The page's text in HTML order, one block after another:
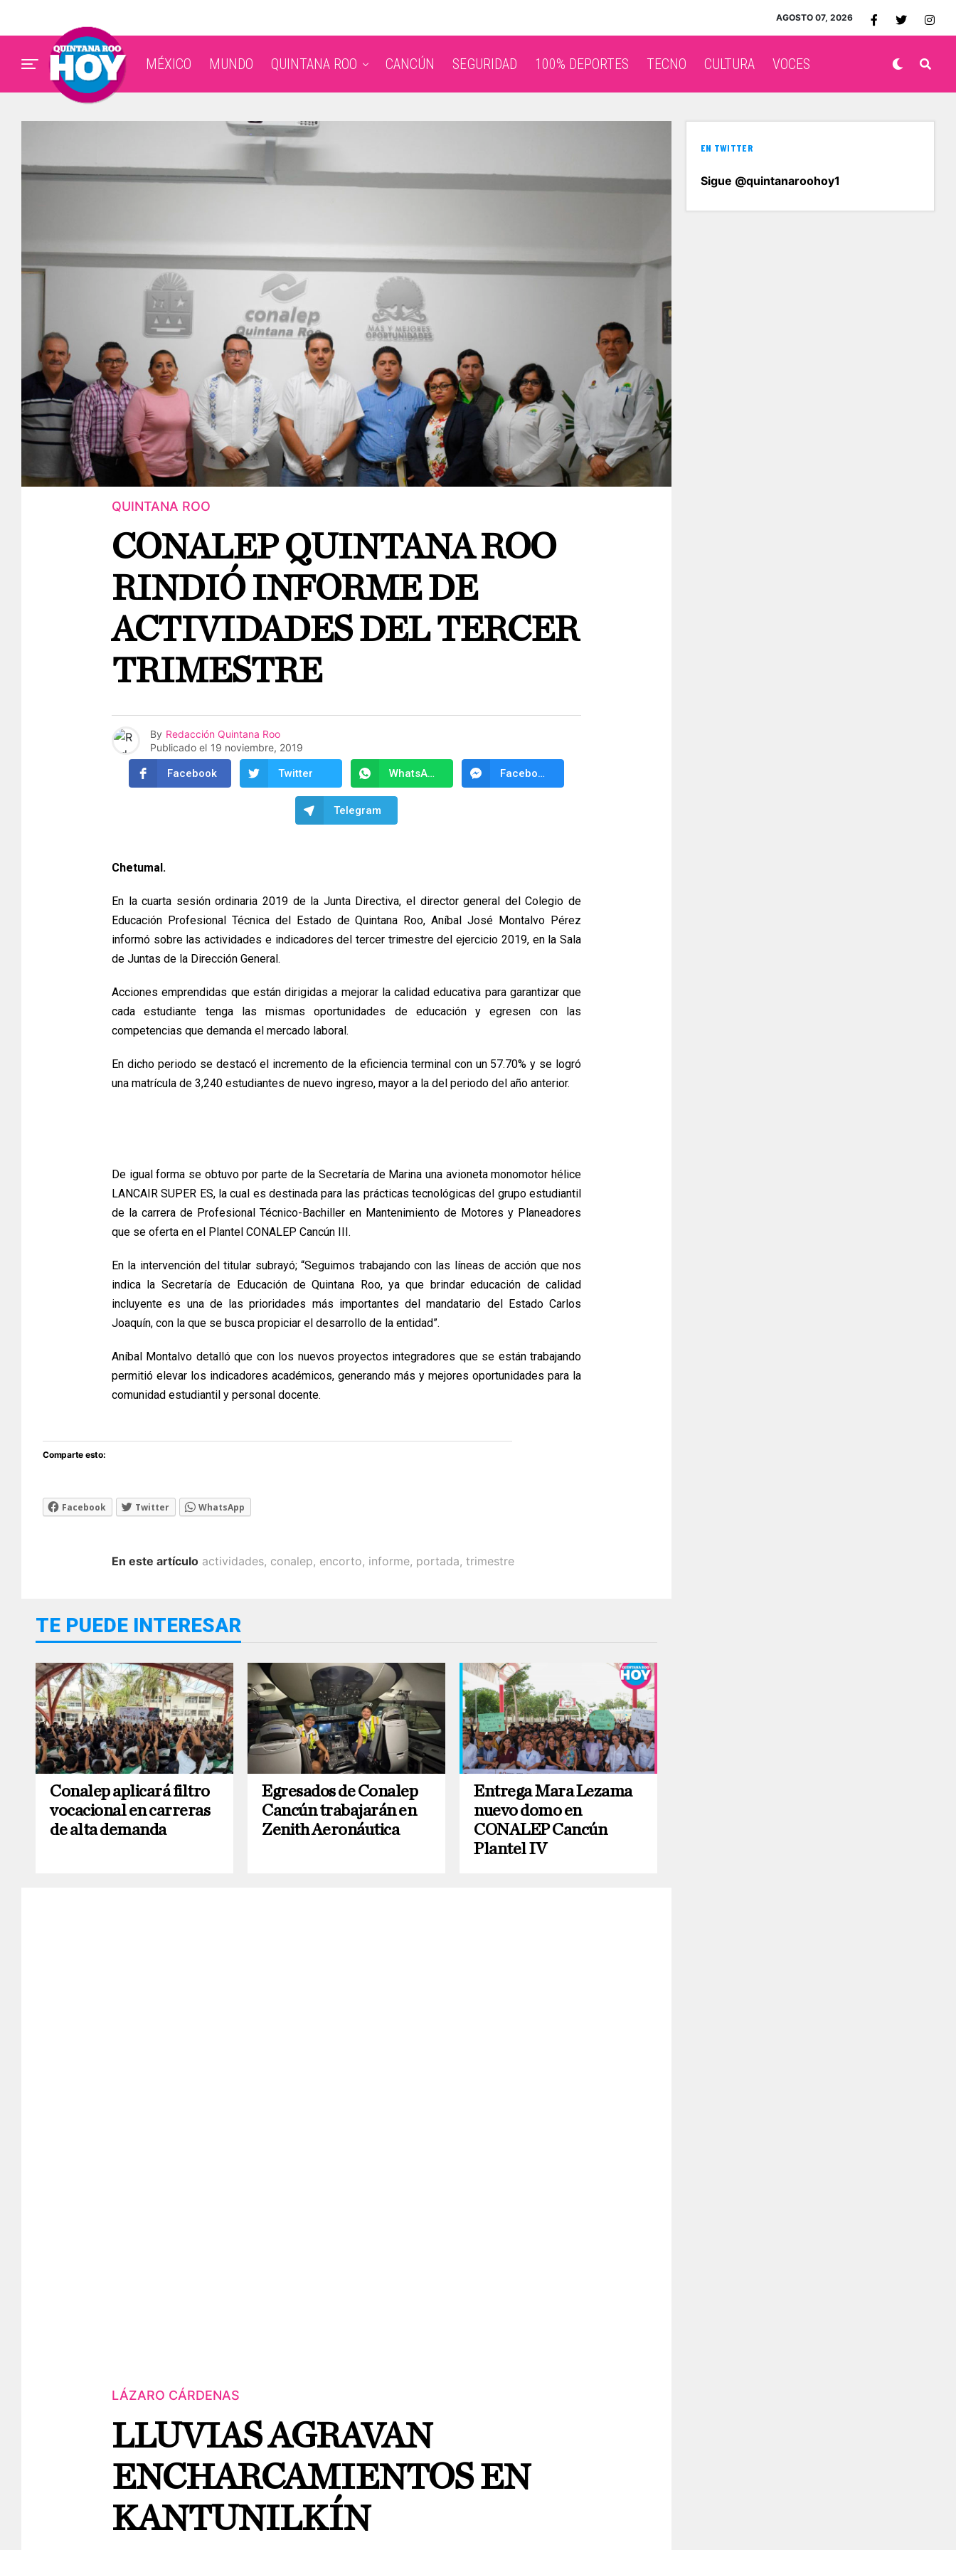
AGOSTO 07, 2026
MÉXICO MUNDO QUINTANA ROO CANCÚN SEGURIDAD 100% DEPORTES TECNO CULTURA VOCES
QUINTANA ROO
CONALEP QUINTANA ROO
RINDIÓ INFORME DE
ACTIVIDADES DEL TERCER
TRIMESTRE
By Redacción Quintana Roo
Publicado el 19 noviembre, 2019
Facebook Twitter WhatsApp Facebook Messenger
Telegram
Chetumal.
En la cuarta sesión ordinaria 2019 de la Junta Directiva, el director general del Colegio de
Educación Profesional Técnica del Estado de Quintana Roo, Aníbal José Montalvo Pérez
informó sobre las actividades e indicadores del tercer trimestre del ejercicio 2019, en la Sala
de Juntas de la Dirección General.
Acciones emprendidas que están dirigidas a mejorar la calidad educativa para garantizar que
cada estudiante tenga las mismas oportunidades de educación y egresen con las
competencias que demanda el mercado laboral.
En dicho periodo se destacó el incremento de la eficiencia terminal con un 57.70% y se logró
una matrícula de 3,240 estudiantes de nuevo ingreso, mayor a la del periodo del año anterior.
De igual forma se obtuvo por parte de la Secretaría de Marina una avioneta monomotor hélice
LANCAIR SUPER ES, la cual es destinada para las prácticas tecnológicas del grupo estudiantil
de la carrera de Profesional Técnico-Bachiller en Mantenimiento de Motores y Planeadores
que se oferta en el Plantel CONALEP Cancún III.
En la intervención del titular subrayó; “Seguimos trabajando con las líneas de acción que nos
indica la Secretaría de Educación de Quintana Roo, ya que brindar educación de calidad
incluyente es una de las prioridades más importantes del mandatario del Estado Carlos
Joaquín, con la que se busca propiciar el desarrollo de la entidad”.
Aníbal Montalvo detalló que con los nuevos proyectos integradores que se están trabajando
permitió elevar los indicadores académicos, generando más y mejores oportunidades para la
comunidad estudiantil y personal docente.
Comparte esto:
Facebook Twitter WhatsApp
En este artículo actividades, conalep, encorto, informe, portada, trimestre
TE PUEDE INTERESAR
Conalep aplicará filtro
vocacional en carreras
de alta demanda
Egresados de Conalep
Cancún trabajarán en
Zenith Aeronáutica
Entrega Mara Lezama
nuevo domo en
CONALEP Cancún
Plantel IV
LÁZARO CÁRDENAS
LLUVIAS AGRAVAN
ENCHARCAMIENTOS EN
KANTUNILKÍN
EN TWITTER
Sigue @quintanaroohoy1